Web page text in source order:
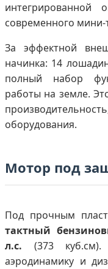
интегрированной
современного мини-
За эффектной
начинка: 14
полный набор
работы на земле.
оборудования.
Мотор под
Под прочным
тактный
л.с. (373
аэродинамику и